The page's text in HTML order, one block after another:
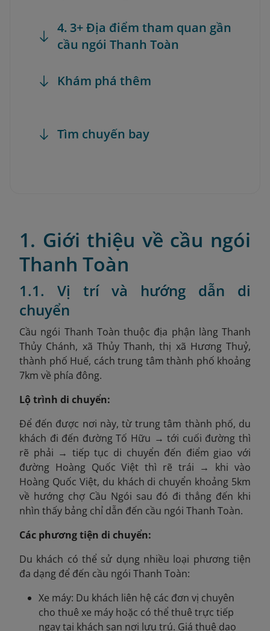
4. 3+ Địa điểm tham quan gần
cầu ngói Thanh Toàn
Khám phá thêm
Tìm chuyến bay
1. Giới thiệu về cầu ngói
Thanh Toàn
1.1. Vị trí và hướng dẫn di
chuyển
Cầu ngói Thanh Toàn thuộc địa phận làng Thanh
Thủy Chánh, xã Thủy Thanh, thị xã Hương Thuỷ,
thành phố Huế, cách trung tâm thành phố khoảng
7km về phía đông.
Lộ trình di chuyển:
Để đến được nơi này, từ trung tâm thành phố, du
khách đi đến đường Tố Hữu → tới cuối đường thì
rẽ phải → tiếp tục di chuyển đến điểm giao với
đường Hoàng Quốc Việt thì rẽ trái → khi vào
Hoàng Quốc Việt, du khách di chuyển khoảng 5km
về hướng chợ Cầu Ngói sau đó đi thẳng đến khi
nhìn thấy bảng chỉ dẫn đến cầu ngói Thanh Toàn.
Các phương tiện di chuyển:
Du khách có thể sử dụng nhiều loại phương tiện
đa dạng để đến cầu ngói Thanh Toàn:
Xe máy: Du khách liên hệ các đơn vị chuyên
cho thuê xe máy hoặc có thể thuê trực tiếp
ngay tại khách sạn nơi lưu trú. Giá thuê dao